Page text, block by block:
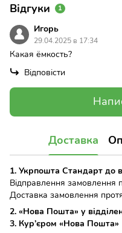
Відгуки 1
Игорь
29.04.2025 в 17:34
Какая ёмкость?
Відповісти
Доставка
1. Укрпошта Стандарт до
Відправлення замовлення
Доставка замовлення
2. «Нова Пошта» у
3. Кур’єром «Нова Пошта»